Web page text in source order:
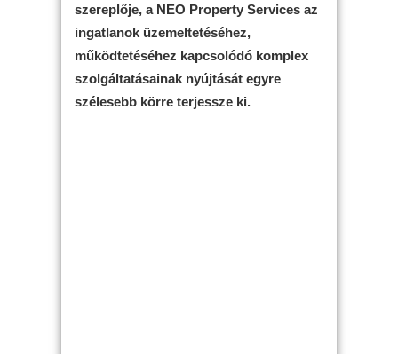
szereplője, a NEO Property Services az
ingatlanok üzemeltetéséhez,
működtetéséhez kapcsolódó komplex
szolgáltatásainak nyújtását egyre
szélesebb körre terjessze ki.